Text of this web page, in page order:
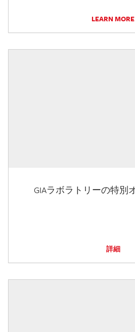
LEARN MORE
GIAラボラトリーの特別
詳細